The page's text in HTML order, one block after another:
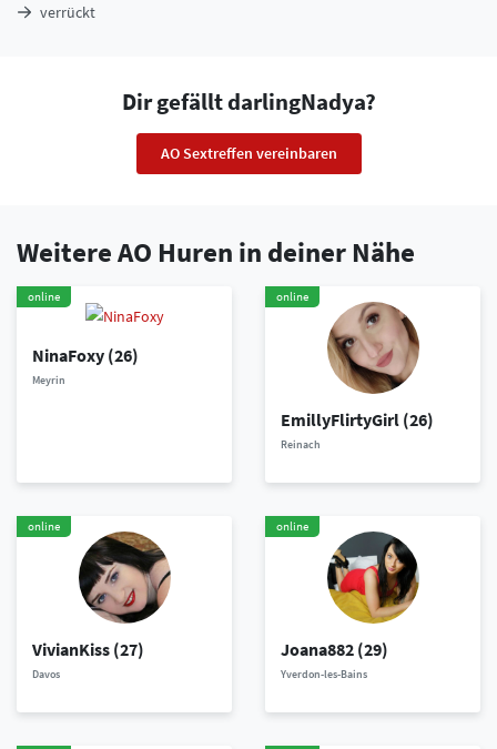
verrückt
Dir gefällt darlingNadya?
AO Sextreffen vereinbaren
Weitere AO Huren in deiner Nähe
online
NinaFoxy (26)
Meyrin
online
EmillyFlirtyGirl (26)
Reinach
online
VivianKiss (27)
Davos
online
Joana882 (29)
Yverdon-les-Bains